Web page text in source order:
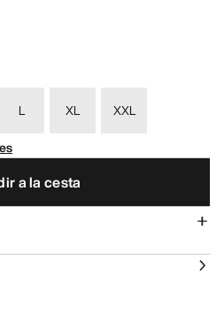
L XL
XXL
a la cesta